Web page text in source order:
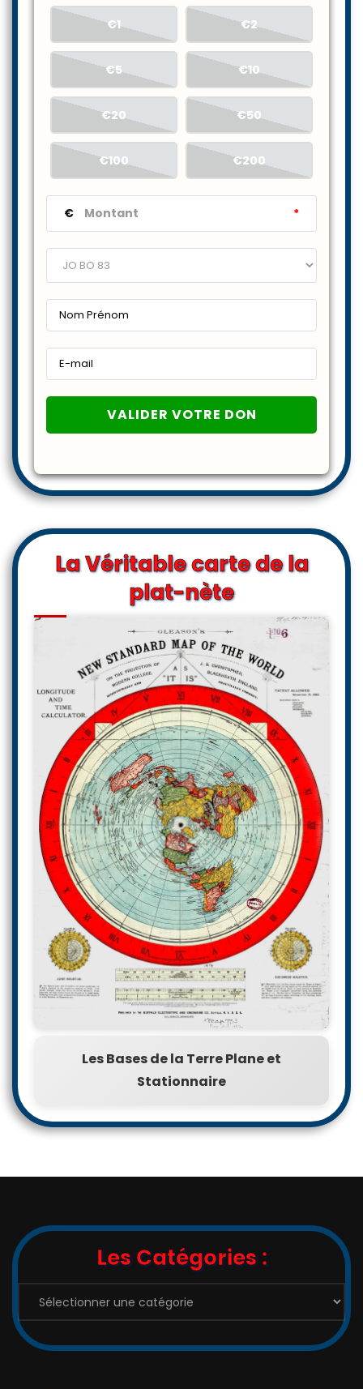
€1 €2
€5 €10
€20 €50
€100 €200
€ *
La Véritable carte de la
plat-nète
Les Bases de la Terre Plane et
Stationnaire
Les Catégories :
Catégories